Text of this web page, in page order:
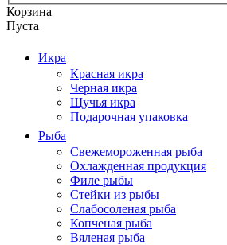
Корзина
Пуста
Икра
Красная икра
Черная икра
Щучья икра
Подарочная упаковка
Рыба
Свежемороженная рыба
Охлажденная продукция
Филе рыбы
Стейки из рыбы
Слабосоленая рыба
Копченая рыба
Вяленая рыба